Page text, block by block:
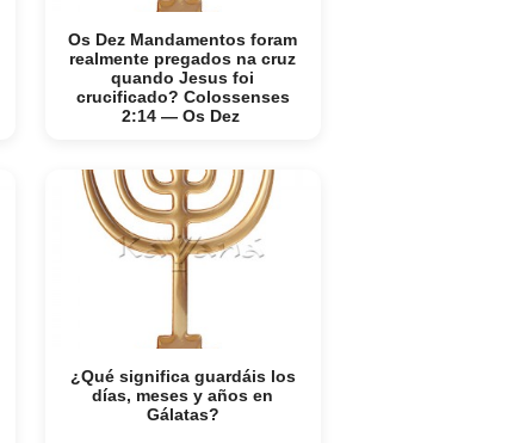
Os Dez Mandamentos foram
realmente pregados na cruz
quando Jesus foi
crucificado? Colossenses
2:14 — Os Dez
¿Qué significa guardáis los
días, meses y años en
Gálatas?